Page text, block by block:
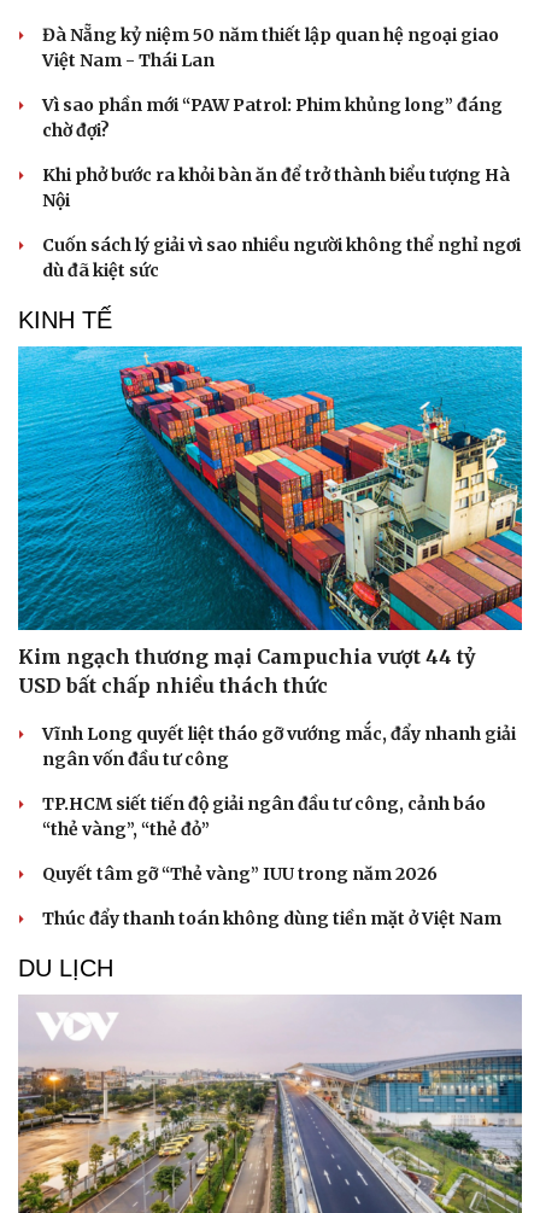
Văn hóa
Sân khấu - Điện ảnh
Văn học
Âm nhạc
Di sản
Giải trí
Nghệ sĩ
Thời trang
Sao Việt
Đà Nẵng kỷ niệm 50 năm thiết lập quan hệ ngoại giao
Việt Nam - Thái Lan
Vì sao phần mới “PAW Patrol: Phim khủng long” đáng
chờ đợi?
Khi phở bước ra khỏi bàn ăn để trở thành biểu tượng Hà
Nội
Cuốn sách lý giải vì sao nhiều người không thể nghỉ ngơi
dù đã kiệt sức
KINH TẾ
Kim ngạch thương mại Campuchia vượt 44 tỷ
USD bất chấp nhiều thách thức
Vĩnh Long quyết liệt tháo gỡ vướng mắc, đẩy nhanh giải
ngân vốn đầu tư công
TP.HCM siết tiến độ giải ngân đầu tư công, cảnh báo
“thẻ vàng”, “thẻ đỏ”
Quyết tâm gỡ “Thẻ vàng” IUU trong năm 2026
Thúc đẩy thanh toán không dùng tiền mặt ở Việt Nam
DU LỊCH